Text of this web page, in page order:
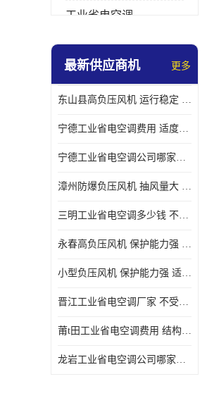
工业省电空调
工业大吊扇
最新供应商机 更多
东山县高负压风机 运行稳定 耐高温 防腐蚀
宁德工业省电空调费用 适度较高 节省占用空间
宁德工业省电空调公司哪家好 适度较高 结构紧凑 美观
漳州防爆负压风机 抽风量大 通风降温效果好
三明工业省电空调多少钱 不受管长限制 保持空气湿润
永春高负压风机 保护能力强 体积大 风道大
小型负压风机 保护能力强 适用面积广
晋江工业省电空调厂家 不受管长限制 节省占用空间
莆t田工业省电空调费用 结构紧凑 美观 能耗低 噪音小
龙岩工业省电空调公司哪家好 适应性强 维护简单